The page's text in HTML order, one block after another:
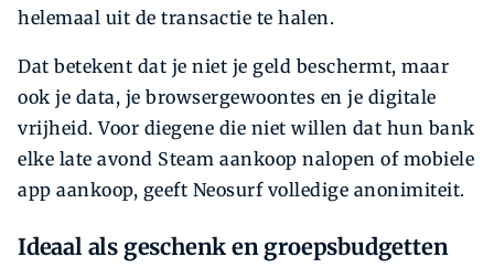
helemaal uit de transactie te halen.
Dat betekent dat je niet je geld beschermt, maar
ook je data, je browsergewoontes en je digitale
vrijheid. Voor diegene die niet willen dat hun bank
elke late avond Steam aankoop nalopen of mobiele
app aankoop, geeft Neosurf volledige anonimiteit.
Ideaal als geschenk en groepsbudgetten